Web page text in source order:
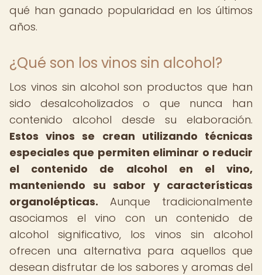
qué han ganado popularidad en los últimos
años.
¿Qué son los vinos sin alcohol?
Los vinos sin alcohol son productos que han
sido desalcoholizados o que nunca han
contenido alcohol desde su elaboración.
Estos vinos se crean utilizando técnicas
especiales que permiten eliminar o reducir
el contenido de alcohol en el vino,
manteniendo su sabor y características
organolépticas. Aunque tradicionalmente
asociamos el vino con un contenido de
alcohol significativo, los vinos sin alcohol
ofrecen una alternativa para aquellos que
desean disfrutar de los sabores y aromas del